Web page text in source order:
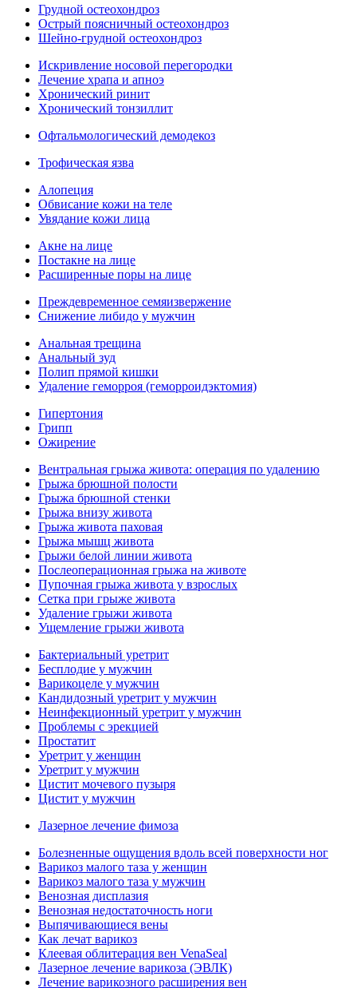
Грудной остеохондроз
Острый поясничный остеохондроз
Шейно-грудной остеохондроз
Искривление носовой перегородки
Лечение храпа и апноэ
Хронический ринит
Хронический тонзиллит
Офтальмологический демодекоз
Трофическая язва
Алопеция
Обвисание кожи на теле
Увядание кожи лица
Акне на лице
Постакне на лице
Расширенные поры на лице
Преждевременное семяизвержение
Снижение либидо у мужчин
Анальная трещина
Анальный зуд
Полип прямой кишки
Удаление геморроя (геморроидэктомия)
Гипертония
Грипп
Ожирение
Вентральная грыжа живота: операция по удалению
Грыжа брюшной полости
Грыжа брюшной стенки
Грыжа внизу живота
Грыжа живота паховая
Грыжа мышц живота
Грыжи белой линии живота
Послеоперационная грыжа на животе
Пупочная грыжа живота у взрослых
Сетка при грыже живота
Удаление грыжи живота
Ущемление грыжи живота
Бактериальный уретрит
Бесплодие у мужчин
Варикоцеле у мужчин
Кандидозный уретрит у мужчин
Неинфекционный уретрит у мужчин
Проблемы с эрекцией
Простатит
Уретрит у женщин
Уретрит у мужчин
Цистит мочевого пузыря
Цистит у мужчин
Лазерное лечение фимоза
Болезненные ощущения вдоль всей поверхности ног
Варикоз малого таза у женщин
Варикоз малого таза у мужчин
Венозная дисплазия
Венозная недостаточность ноги
Выпячивающиеся вены
Как лечат варикоз
Клеевая облитерация вен VenaSeal
Лазерное лечение варикоза (ЭВЛК)
Лечение варикозного расширения вен